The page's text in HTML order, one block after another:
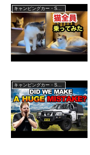
キャンピングカー・SUV人気車種